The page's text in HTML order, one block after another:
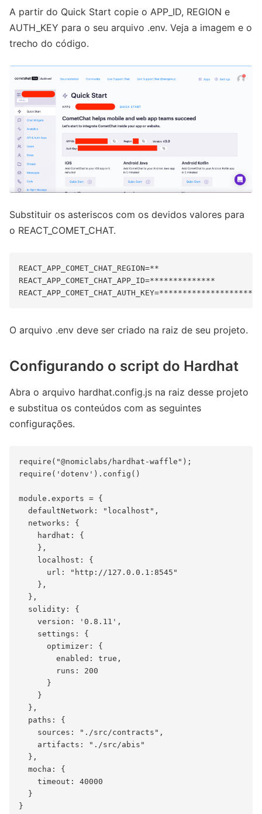
A partir do Quick Start copie o APP_ID, REGION e
AUTH_KEY para o seu arquivo .env. Veja a imagem e o
trecho do código.
Substituir os asteriscos com os devidos valores para
o REACT_COMET_CHAT.
REACT_APP_COMET_CHAT_REGION=**
REACT_APP_COMET_CHAT_APP_ID=**************
O arquivo .env deve ser criado na raiz de seu projeto.
Configurando o script do Hardhat
Abra o arquivo hardhat.config.js na raiz desse projeto
e substitua os conteúdos com as seguintes
configurações.
require("@nomiclabs/hardhat-waffle");
require('dotenv').config()
module.exports = {
  defaultNetwork: "localhost",
  networks: {
    hardhat: {
    },
    localhost: {
      url: "http://127.0.0.1:8545"
    },
  },
  solidity: {
    version: '0.8.11',
    settings: {
      optimizer: {
        enabled: true,
        runs: 200
      }
    }
  },
  paths: {
    sources: "./src/contracts",
    artifacts: "./src/abis"
  },
  mocha: {
    timeout: 40000
  }